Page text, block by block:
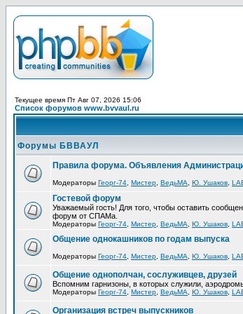
Текущее время Пт Авг 07, 2026 15:06
Список форумов www.bvvaul.ru
Форумы БВВАУЛ
Правила форума. Объявления
Модераторы Георг-74 Мистер ВедьМА Ю. Ушаков
Гостевой форум
Уважаемый гость! Для того, чтобы оставить
форум от СПАМа.
Модераторы Георг-74 Мистер ВедьМА Ю. Ушаков
Общение однокашников по годам выпуска
Модераторы Георг-74 Мистер ВедьМА Ю. Ушаков
Общение однополчан, сослуживцев, друзей
Вспомним гарнизоны, в которых служили,
Модераторы Георг-74 Мистер ВедьМА Ю. Ушаков
Организация встреч выпускников